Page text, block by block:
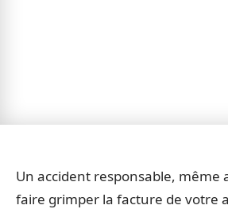
Un accident responsable, même
faire grimper la facture de votre